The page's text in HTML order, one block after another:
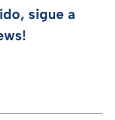
sigue a